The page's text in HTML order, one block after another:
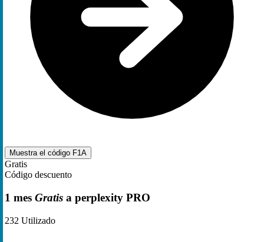
Muestra el código F1A
Gratis
Código descuento
1 mes Gratis a perplexity PRO
232 Utilizado